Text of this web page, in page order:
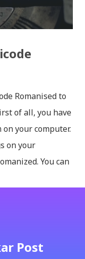
भइसकेका
Romanised to
of all, you have
your computer.
on your
You can
Regional
Post